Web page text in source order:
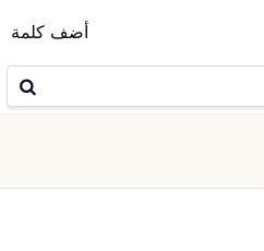
أضف كلمة